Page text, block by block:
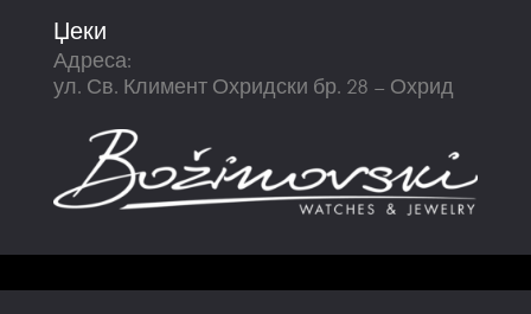
Џеки
Адреса:
ул. Св. Климент Охридски бр. 28 – Охрид